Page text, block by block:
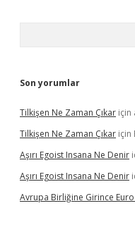
Son yorumlar
Tilkişen Ne Zaman Çıkar için
Tilkişen Ne Zaman Çıkar için
Aşırı Egoist Insana Ne Denir
Aşırı Egoist Insana Ne Denir
Avrupa Birliğine Girince